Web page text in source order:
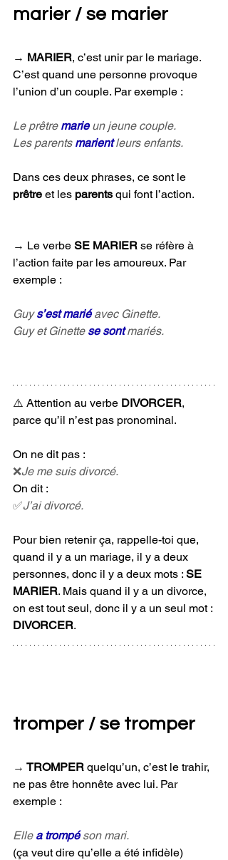
marier / se marier
→ MARIER, c’est unir par le mariage.
C’est quand une personne provoque
l’union d’un couple. Par exemple :
Le prêtre marie un jeune couple.
Les parents marient leurs enfants.
Dans ces deux phrases, ce sont le
prêtre et les parents qui font l’action.
→ Le verbe SE MARIER se réfère à
l’action faite par les amoureux. Par
exemple :
Guy s’est marié avec Ginette.
Guy et Ginette se sont mariés.
⚠️ Attention au verbe DIVORCER,
parce qu’il n’est pas pronominal.
On ne dit pas :
❌Je me suis divorcé.
On dit :
✅J’ai divorcé.
Pour bien retenir ça, rappelle-toi que,
quand il y a un mariage, il y a deux
personnes, donc il y a deux mots : SE
MARIER. Mais quand il y a un divorce,
on est tout seul, donc il y a un seul mot :
DIVORCER.
tromper / se tromper
→ TROMPER quelqu’un, c’est le trahir,
ne pas être honnête avec lui. Par
exemple :
Elle a trompé son mari.
(ça veut dire qu’elle a été infidèle)